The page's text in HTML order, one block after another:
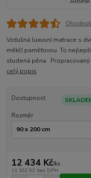
Vzdušná luxusní matrace s
měkčí paměťovou. To
studená pěna.
celý popis
Dostupnost
Rozměr
12 434 Kč/ks
11 102 Kč bez DPH